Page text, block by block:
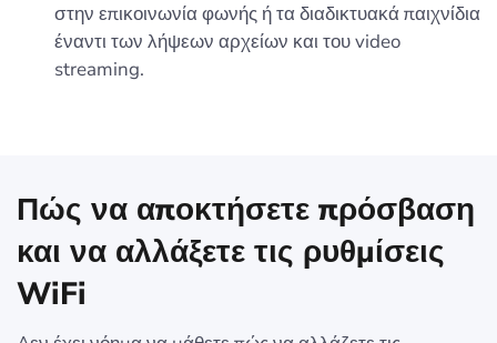
στην επικοινωνία φωνής ή τα διαδικτυακά παιχνίδια
έναντι των λήψεων αρχείων και του video
streaming.
Πώς να αποκτήσετε πρόσβαση
και να αλλάξετε τις ρυθμίσεις
WiFi